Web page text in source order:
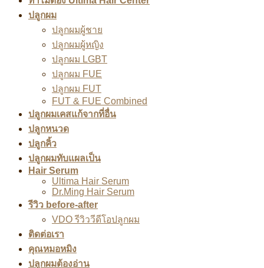
ปลูกผม
ปลูกผมผู้ชาย
ปลูกผมผู้หญิง
ปลูกผม LGBT
ปลูกผม FUE
ปลูกผม FUT
FUT & FUE Combined
ปลูกผมเคสแก้จากที่อื่น
ปลูกหนวด
ปลูกคิ้ว
ปลูกผมทับแผลเป็น
Hair Serum
Ultima Hair Serum
Dr.Ming Hair Serum
รีวิว before-after
VDO รีวิววีดีโอปลูกผม
ติดต่อเรา
คุณหมอหมิง
ปลูกผมต้องอ่าน